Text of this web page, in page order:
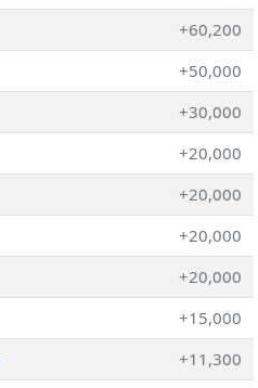
+60,200
+50,000
+30,000
+20,000
+20,000
+20,000
+20,000
+15,000
+11,300